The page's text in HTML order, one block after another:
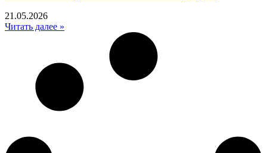
21.05.2026
Читать далее »